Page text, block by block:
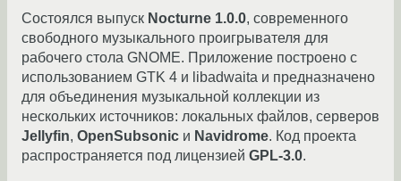
Состоялся выпуск Nocturne 1.0.0, современного
свободного музыкального проигрывателя для
рабочего стола GNOME. Приложение построено с
использованием GTK 4 и libadwaita и предназначено
для объединения музыкальной коллекции из
нескольких источников: локальных файлов, серверов
Jellyfin, OpenSubsonic и Navidrome. Код проекта
распространяется под лицензией GPL-3.0.